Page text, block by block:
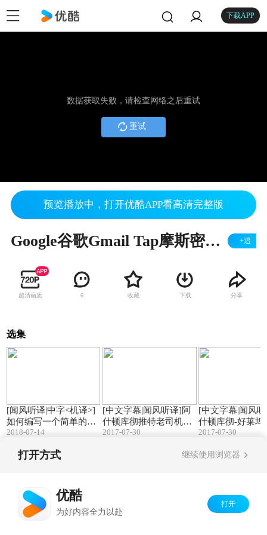
下载APP
数据获取失败，请检查网络之后重试
重试
预览播放中，打开优酷APP看高清完整版
Google谷歌Gmail Tap摩斯密码输入法!?!![闻风听译-中英字幕] +追
超清画质 6 收藏 下载 分享
选集
[闻风听译|中字<机译>]
如何编写一个简单的区
块链程序
2018-07-14
[中文字幕|闻风听译]阿
什顿库彻推特老司机眼
里特朗普的推
2017-07-30
[中文字幕|闻风
什顿库彻-好莱坞
布什
2017-07-30
打开方式 继续使用浏览器
优酷
为好内容全力以赴
打开